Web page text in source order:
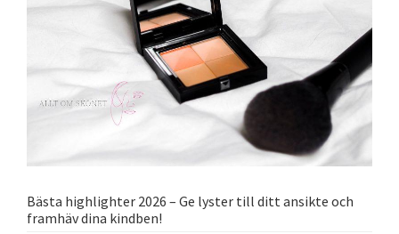
Bästa highlighter 2026 – Ge lyster till ditt ansikte och
framhäv dina kindben!